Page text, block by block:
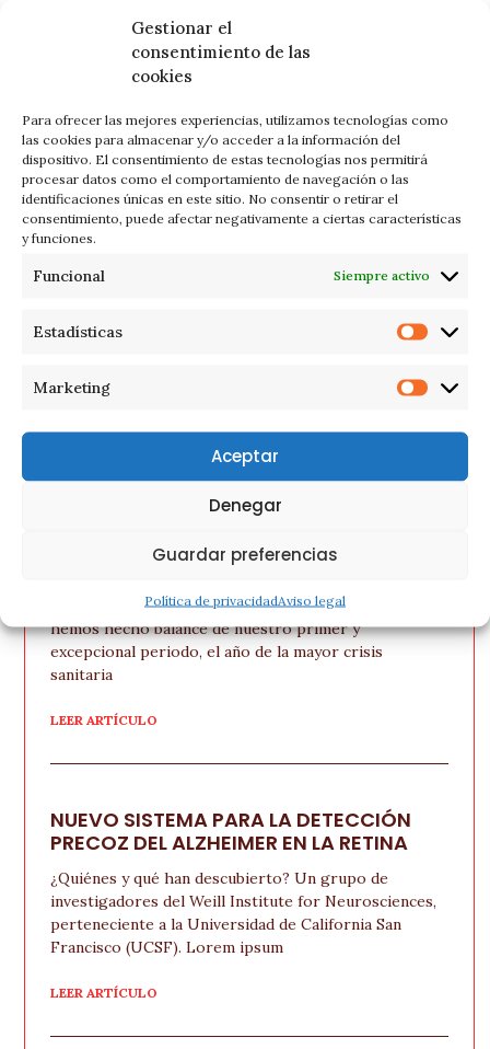
Gestionar el
consentimiento de las
cookies
Para ofrecer las mejores experiencias, utilizamos tecnologías como
las cookies para almacenar y/o acceder a la información del
dispositivo. El consentimiento de estas tecnologías nos permitirá
procesar datos como el comportamiento de navegación o las
identificaciones únicas en este sitio. No consentir o retirar el
consentimiento, puede afectar negativamente a ciertas características
y funciones.
Funcional Siempre activo
Estadísticas
Marketing
Aceptar
Denegar
Guardar preferencias
Política de privacidadAviso legal
platea dictumst. In convallis ante at
ex ornare sagittis. Donec finibus
pharetra sem sodales magna
tincidunt auctor. Maecenas nec dolor
ex. Aliquam et orci lorem.
Suspendisse rhoncus gravida ipsum
vitae aliquam. Sed turpis tellus,
rutrum sit amet enim at, vehicula
diam. Etiam sed justo sit amet augue
fringilla semper ut sit amet tortor.
OTROS ARTÍCULOS
EL AÑO DE LA PANDEMIA EN FARMACIA
Recién cumplido el cierre del año, en Farmacia Merino
hemos hecho balance de nuestro primer y
excepcional periodo, el año de la mayor crisis
sanitaria
LEER ARTÍCULO
NUEVO SISTEMA PARA LA DETECCIÓN
PRECOZ DEL ALZHEIMER EN LA RETINA
¿Quiénes y qué han descubierto? Un grupo de
investigadores del Weill Institute for Neurosciences,
perteneciente a la Universidad de California San
Francisco (UCSF). Lorem ipsum
LEER ARTÍCULO